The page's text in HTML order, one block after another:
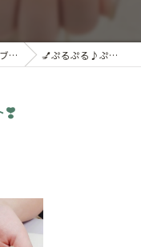
ブログ 💅ぷるぷる♪ぷるマグネット❣️
❣️